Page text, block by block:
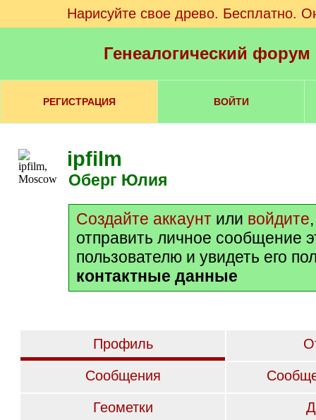
Нарисуйте свое древо. Бесплатно.
Генеалогический
РЕГИСТРАЦИЯ ВОЙТИ
ipfilm
Оберг Юлия
Создайте аккаунт или войдите
отправить личное сообщение
пользователю и увидеть его
контактные данные
Профиль
Сообщения
Геометки